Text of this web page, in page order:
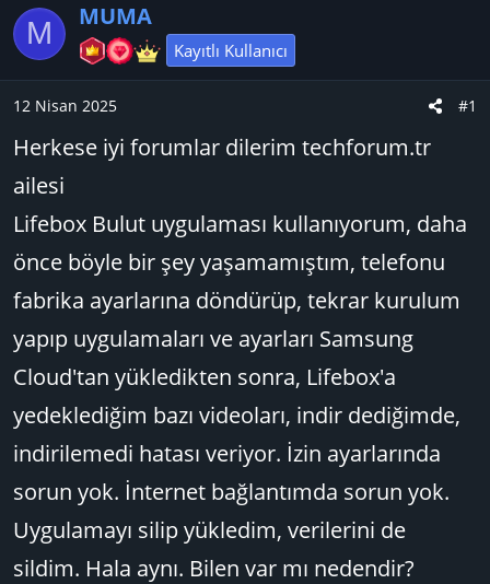
y
u
B
ş
l
t
a
a
n
g
t
i
h
i
t
l
M MUMA
Kayıtlı Kullanıcı
12 Nisan 2025 #1
Herkese iyi forumlar dilerim techforum.tr
ailesi
Lifebox Bulut uygulaması kullanıyorum, daha
önce böyle bir şey yaşamamıştım, telefonu
fabrika ayarlarına döndürüp, tekrar kurulum
yapıp uygulamaları ve ayarları Samsung
Cloud'tan yükledikten sonra, Lifebox'a
yedeklediğim bazı videoları, indir dediğimde,
indirilemedi hatası veriyor. İzin ayarlarında
sorun yok. İnternet bağlantımda sorun yok.
Uygulamayı silip yükledim, verilerini de
sildim. Hala aynı. Bilen var mı nedendir?